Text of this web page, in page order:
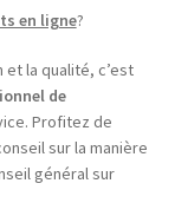
chosen
the
product
page
en ligne?
la qualité, c’est
de
Profitez de
sur la manière
général sur